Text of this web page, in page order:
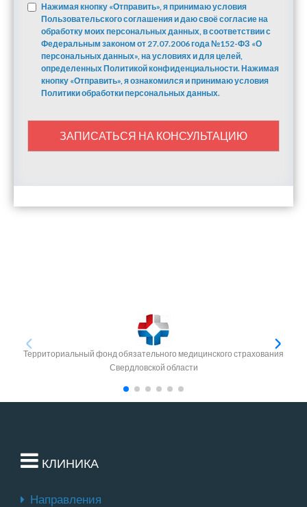
Нажимая кнопку «Отправить», я принимаю условия
Пользовательского соглашения и даю своё согласие на
обработку моих персональных данных, в соответствии с
Федеральным законом от 27.07.2006 года №152-ФЗ «О
персональных данных», на условиях и для целей,
определенных Политикой конфиденциальности. Нажимая
кнопку «Отправить», я ознакомился и принимаю условия
Политики обработки персональных данных.
ЗАПИСАТЬСЯ НА КОНСУЛЬТАЦИЮ
Территориальный фонд обязательного медицинского страхования
Свердловской области
КЛИНИКА
Направления